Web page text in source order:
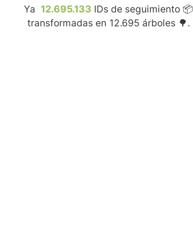
Ya 12.695.133 IDs de seguimiento 📦
transformadas en 12.695 árboles 🌳.